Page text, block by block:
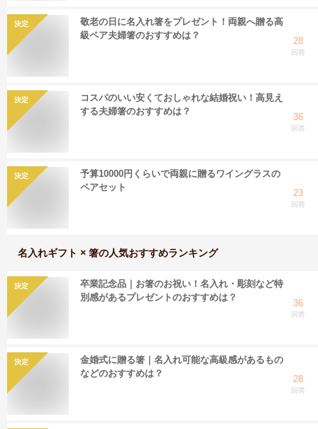
決定
敬老の日に名入れ箸をプレゼント！両親へ贈る高
級ペア夫婦箸のおすすめは？
28
回答
決定
コスパのいい安くておしゃれな結婚祝い！高見え
する夫婦箸のおすすめは？
36
回答
決定
予算10000円くらいで両親に贈るワイングラスの
ペアセット
23
回答
名入れギフト × 箸の人気おすすめランキング
決定
卒業記念品｜お箸のお祝い！名入れ・彫刻など特
別感があるプレゼントのおすすめは？
36
回答
決定
金婚式に贈る箸｜名入れ可能な高級感があるもの
などのおすすめは？
28
回答